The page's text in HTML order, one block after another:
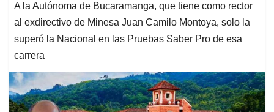
A la Autónoma de Bucaramanga, que tiene como rector
al exdirectivo de Minesa Juan Camilo Montoya, solo la
superó la Nacional en las Pruebas Saber Pro de esa
carrera